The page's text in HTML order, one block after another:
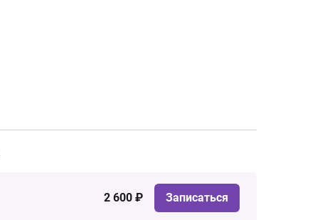
2 600 ₽ Записаться